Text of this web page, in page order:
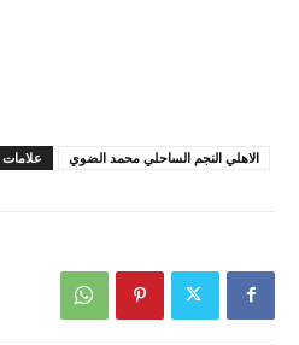
علامات الاهلي النجم الساحلي محمد الضوي